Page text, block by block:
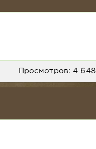
Просмотров: 4 648